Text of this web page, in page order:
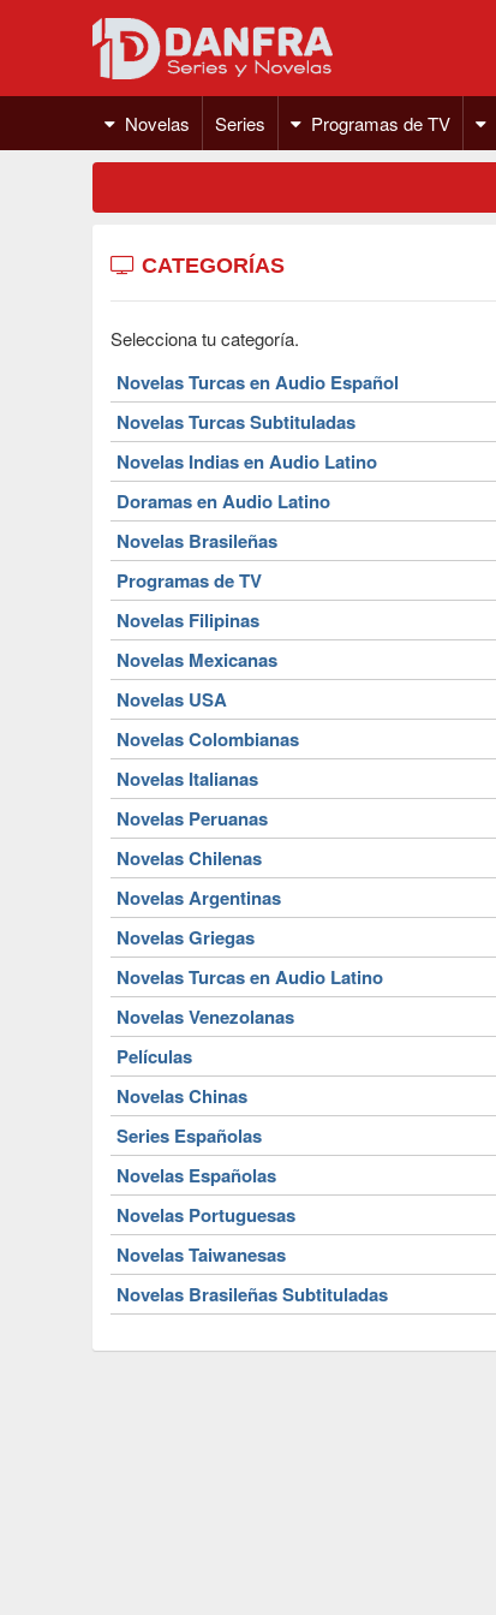
Novelas Series Programas de TV
CATEGORÍAS
Selecciona tu categoría.
Novelas Turcas en Audio Español
Novelas Turcas Subtituladas
Novelas Indias en Audio Latino
Doramas en Audio Latino
Novelas Brasileñas
Programas de TV
Novelas Filipinas
Novelas Mexicanas
Novelas USA
Novelas Colombianas
Novelas Italianas
Novelas Peruanas
Novelas Chilenas
Novelas Argentinas
Novelas Griegas
Novelas Turcas en Audio Latino
Novelas Venezolanas
Películas
Novelas Chinas
Series Españolas
Novelas Españolas
Novelas Portuguesas
Novelas Taiwanesas
Novelas Brasileñas Subtituladas